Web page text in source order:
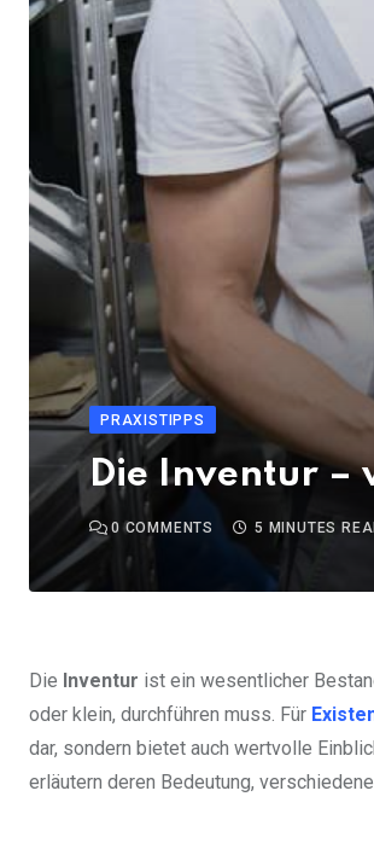
PRAXISTIPPS
Die Inventur –
0 COMMENTS 5 MINUTES
Die Inventur ist ein wesentlicher
oder klein, durchführen muss. Für
dar, sondern bietet auch wertvolle
erläutern deren Bedeutung,